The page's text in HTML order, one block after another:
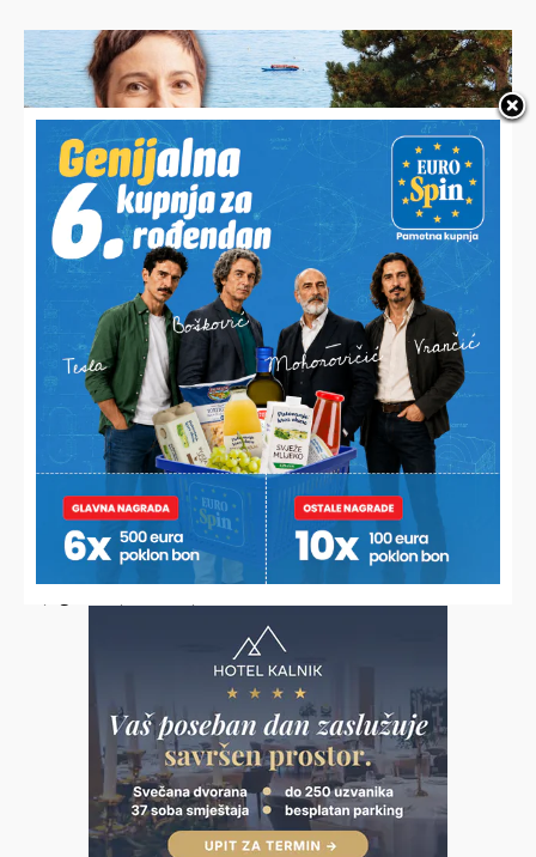
SAVJETI DR. IVANE BARDEK
Liječnica pojasnila što točno označava SPF na kremi za
sunčanje i upozorila na jednu važnu stvar koju većina ljudi
PODRAVINA I PRIGORJE I DALJE GUBE STANOVNIŠTVO
U pojedinim mjestima duplo više umrlih od rođenih, brakovi